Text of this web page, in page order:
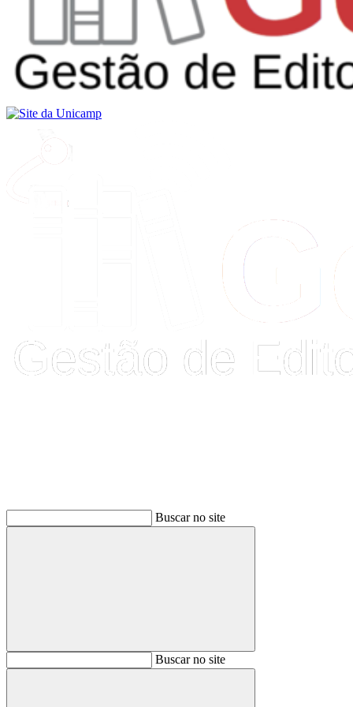
Buscar no site
BuscarBuscar no site